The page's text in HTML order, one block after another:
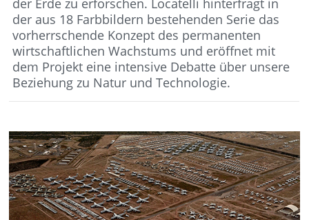
der Erde zu erforschen. Locatelli hinterfragt in
der aus 18 Farbbildern bestehenden Serie das
vorherrschende Konzept des permanenten
wirtschaftlichen Wachstums und eröffnet mit
dem Projekt eine intensive Debatte über unsere
Beziehung zu Natur und Technologie.